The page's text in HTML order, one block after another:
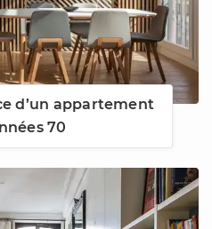
d’un appartement
70